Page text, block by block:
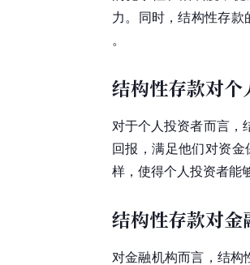
力。同时，结构性存
。
结构性存款对
对于个人投资者而言，
回报，满足他们对资
样，使得个人投资者能
结构性存款对
对金融机构而言，结构